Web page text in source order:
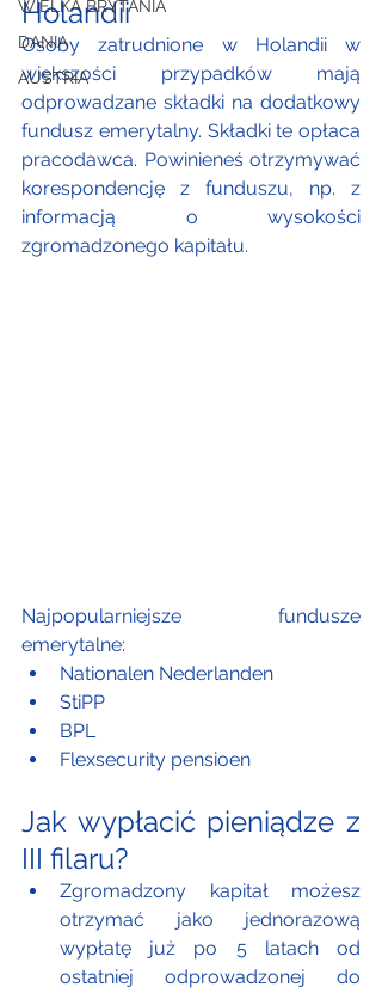
WIELKA BRYTANIA
DANIA
AUSTRIA
Holandii
Osoby zatrudnione w Holandii w
większości przypadków mają
odprowadzane składki na dodatkowy
fundusz emerytalny. Składki te opłaca
pracodawca. Powinieneś otrzymywać
korespondencję z funduszu, np. z
informacją o wysokości
zgromadzonego kapitału.
Najpopularniejsze fundusze
emerytalne:
Nationalen Nederlanden
StiPP
BPL
Flexsecurity pensioen
Jak wypłacić pieniądze z
III filaru?
Zgromadzony kapitał możesz
otrzymać jako jednorazową
wypłatę już po 5 latach od
ostatniej odprowadzonej do